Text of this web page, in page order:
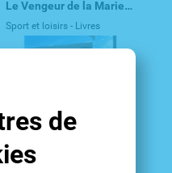
de
Le Vengeur de la Marie-Jeanne, 1943 - revue forties 40s
Sport et loisirs - Livres